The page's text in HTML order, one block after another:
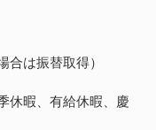
は振替取得）
休暇、有給休暇、慶